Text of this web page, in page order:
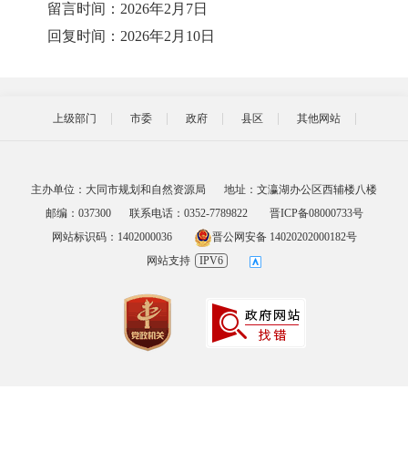
留言时间：2026年2月7日
回复时间：2026年2月10日
上级部门 市委 政府 县区 其他网站
主办单位：大同市规划和自然资源局
地址：文瀛湖办公区西辅楼八楼
邮编：037300
联系电话：0352-7789822
晋ICP备08000733号
网站标识码：1402000036
晋公网安备 14020202000182号
网站支持
IPV6